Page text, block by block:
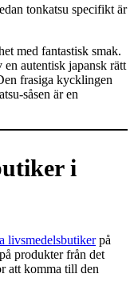
tonkatsu specifikt är
med fantastisk smak.
autentisk japansk rätt
frasiga kycklingen
såsen är en
i
livsmedelsbutikerpå
produkter från det
att komma till den